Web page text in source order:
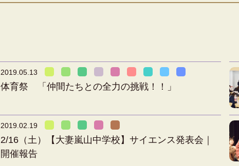
2019.05.13
体育祭 「仲間たちとの全力の挑戦！！」
2019.02.19
2/16（土）【大妻嵐山中学校】サイエンス発表会｜
開催報告